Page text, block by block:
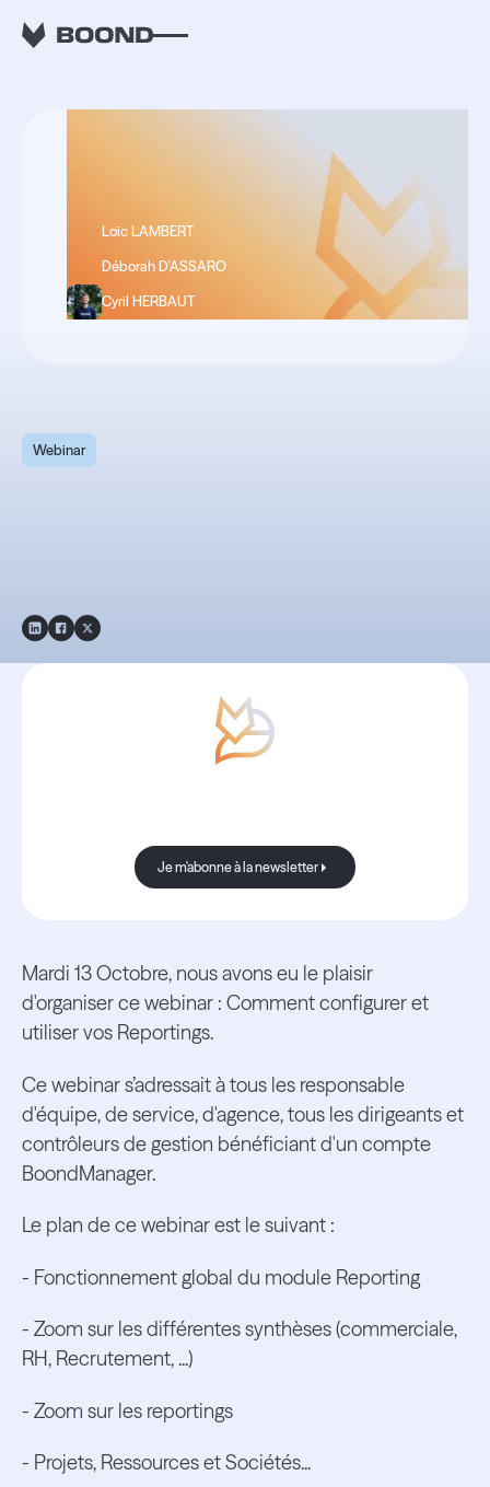
RETOUR
Loïc LAMBERT
Déborah D'ASSARO
Cyril HERBAUT
Webinar
Je m'abonne à la newsletter
Je m'abonne à la newsletter
Mardi 13 Octobre, nous avons eu le plaisir
d'organiser ce webinar : Comment configurer et
utiliser vos Reportings.
Ce webinar s’adressait à tous les responsable
d'équipe, de service, d'agence, tous les dirigeants et
contrôleurs de gestion bénéficiant d'un compte
BoondManager.
Le plan de ce webinar est le suivant :
- Fonctionnement global du module Reporting
- Zoom sur les différentes synthèses (commerciale,
RH, Recrutement, ...)
- Zoom sur les reportings
- Projets, Ressources et Sociétés...